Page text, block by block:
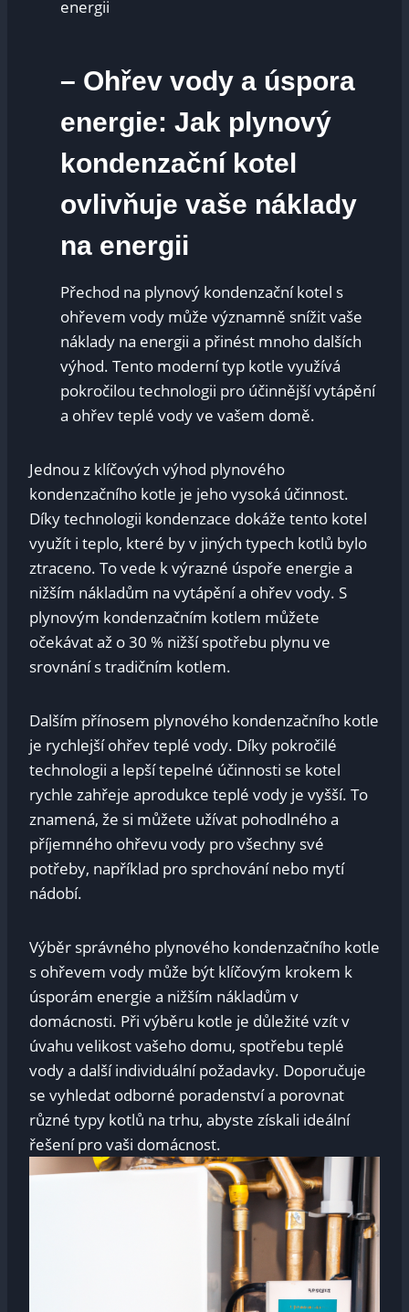
– Ohřev vody a úspora
energie: Jak plynový
kondenzační kotel
ovlivňuje vaše náklady
na energii
Přechod na plynový kondenzační kotel s
ohřevem vody může významně snížit vaše
náklady na energii a přinést mnoho dalších
výhod. Tento moderní typ kotle využívá
pokročilou technologii pro účinnější vytápění
a ohřev teplé vody ve vašem domě.
Jednou z klíčových výhod plynového
kondenzačního kotle je jeho vysoká účinnost.
Díky technologii kondenzace dokáže tento kotel
využít i teplo, které by v jiných typech kotlů bylo
ztraceno. To vede k výrazné úspoře energie a
nižším nákladům na vytápění a ohřev vody. S
plynovým kondenzačním kotlem můžete
očekávat až o 30 % nižší spotřebu plynu ve
srovnání s tradičním kotlem.
Dalším přínosem plynového kondenzačního kotle
je rychlejší ohřev teplé vody. Díky pokročilé
technologii a lepší tepelné účinnosti se kotel
rychle zahřeje aprodukce teplé vody je vyšší. To
znamená, že si můžete užívat pohodlného a
příjemného ohřevu vody pro všechny své
potřeby, například pro sprchování nebo mytí
nádobí.
Výběr správného plynového kondenzačního kotle
s ohřevem vody může být klíčovým krokem k
úsporám energie a nižším nákladům v
domácnosti. Při výběru kotle je důležité vzít v
úvahu velikost vašeho domu, spotřebu teplé
vody a další individuální požadavky. Doporučuje
se vyhledat odborné poradenství a porovnat
různé typy kotlů na trhu, abyste získali ideální
řešení pro vaši domácnost.